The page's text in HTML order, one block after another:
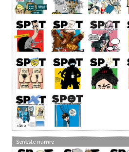
Seneste numre